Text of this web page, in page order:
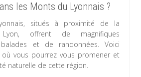
les Monts du Lyonnais ?
situés à proximité de la
offrent de magnifiques
et de randonnées. Voici
vous pourrez vous promener et
naturelle de cette région.